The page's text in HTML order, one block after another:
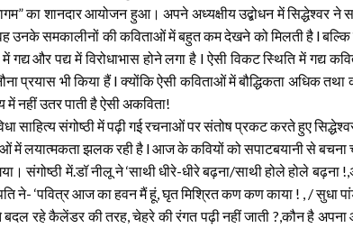
का शानदार आयोजन हुआ। अपने अध्यक्षीय उद्बोधन में सिद्धेश्वर ने
उनके समकालीनों की कविताओं में बहुत कम देखने को मिलती है l बल्कि
गद्य और पद्य में विरोधाभास होने लगा है l ऐसी विकट स्थिति में
प्रयास भी किया हैं l क्योंकि ऐसी कविताओं में बौद्धिकता अधिक
में नहीं उतर पाती है ऐसी अकविता!
साहित्य संगोष्ठी में पढ़ी गई रचनाओं पर संतोष प्रकट करते हुए
लयात्मकता झलक रही है l आज के कवियों को सपाटबयानी से बचना
संगोष्ठी में.डॉ नीलू ने ‘साथी धीरे-धीरे बढ़ना/साथी होले होले बढ़ना
ने- ‘पवित्र आज का हवन मैं हूं, घृत मिश्रित कण कण काया ! , / सुधा
बदल रहे कैलेंडर की तरह, चेहरे की रंगत पढ़ी नहीं जाती ?,कौन है